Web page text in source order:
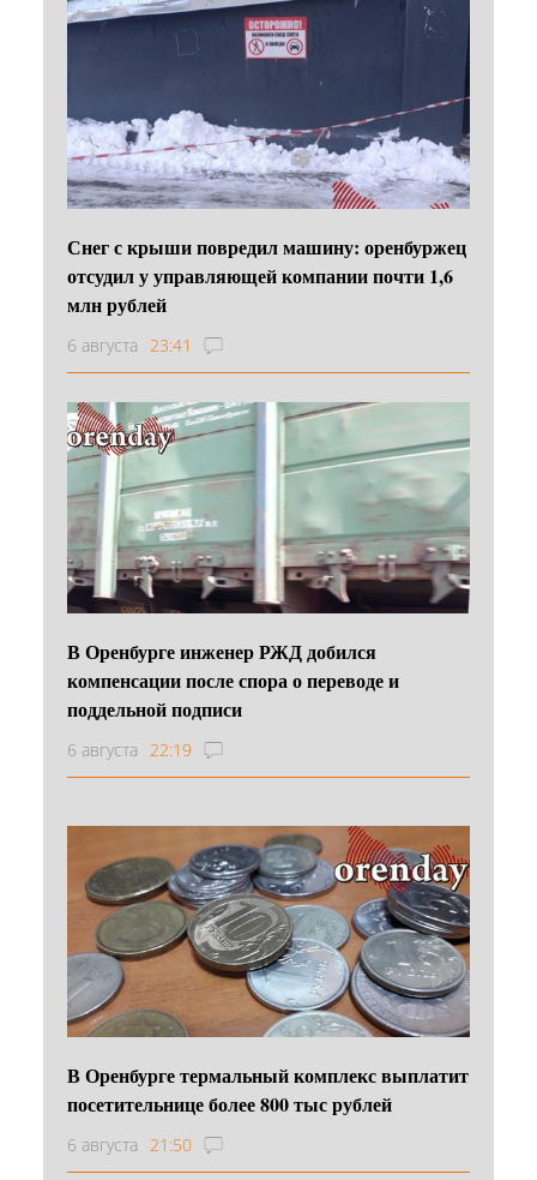
Снег с крыши повредил машину: оренбуржец
отсудил у управляющей компании почти 1,6
млн рублей
6 августа 23:41
В Оренбурге инженер РЖД добился
компенсации после спора о переводе и
поддельной подписи
6 августа 22:19
В Оренбурге термальный комплекс выплатит
посетительнице более 800 тыс рублей
6 августа 21:50